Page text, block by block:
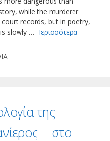
while the murderer
records, but in poetry,
slowly … Περισσότερα
της
ανίερος στο